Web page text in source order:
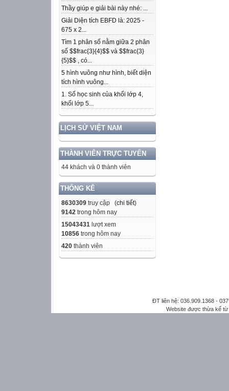
Thầy giúp e giải bài này nhé: ...
Giải Diện tích EBFD là: 2025 -
675 x 2...
Tìm 1 phân số nằm giữa 2 phân
số $$frac{3}{4}$$ và $$frac{3}
{5}$$ , có...
5 hình vuông như hình, biết diện
tích hình vuông...
1. Số học sinh của khối lớp 4,
khối lớp 5...
LỊCH SỬ VIỆT NAM
THÀNH VIÊN TRỰC TUYẾN
44 khách và 0 thành viên
THỐNG KÊ
8630309 truy cập (chi tiết)
9142 trong hôm nay
15043431 lượt xem
10856 trong hôm nay
420 thành viên
ĐT liên hệ: 036.909.1368 -
Website được thừa kế từ